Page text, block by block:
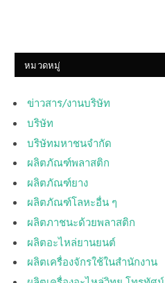
หมวดหมู่
ข่าวสาร/งานบริษัท
บริษัท
บริษัทมหาชนจำกัด
ผลิตภัณฑ์พลาสติก
ผลิตภัณฑ์ยาง
ผลิตภัณฑ์โลหะอื่น ๆ
ผลิตภาชนะด้วยพลาสติก
ผลิตอะไหล่ยานยนต์
ผลิตเครื่องจักรใช้ในสำนักงาน